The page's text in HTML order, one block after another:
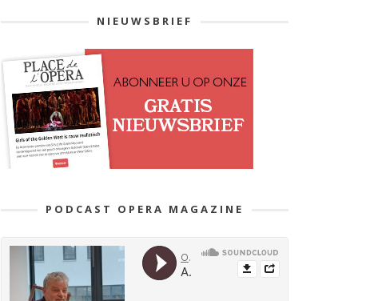
NIEUWSBRIEF
PODCAST OPERA MAGAZINE